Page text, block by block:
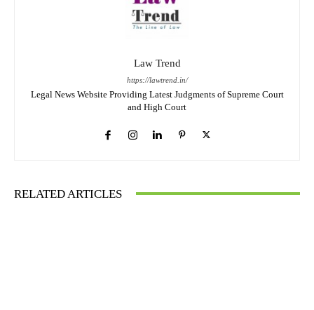
Law Trend
https://lawtrend.in/
Legal News Website Providing Latest Judgments of Supreme Court
and High Court
RELATED ARTICLES